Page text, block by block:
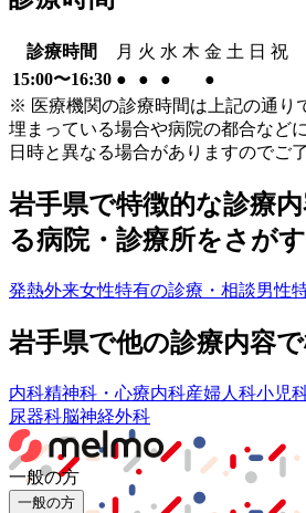
診療時間 月 火 水 木 金 土 日 祝
15:00〜16:30 ● ● ●
●
※ 医療機関の診療時間は上記の通り
埋まっている場合や病院の都合など
日時と異なる場合がありますのでご
岩手県で特徴的な診療
る病院・診療所をさがす
発熱外来女性特有の診療・相談男性
岩手県で他の診療内容
内科精神科・心療内科産婦人科小児
尿器科脳神経外科
一般の方
一般の方